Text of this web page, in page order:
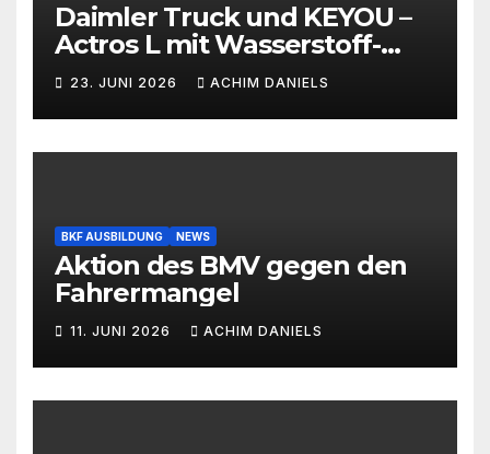
Daimler Truck und KEYOU –
Actros L mit Wasserstoff-
Verbrennermotor
23. JUNI 2026 ACHIM DANIELS
BKF AUSBILDUNG NEWS
Aktion des BMV gegen den
Fahrermangel
11. JUNI 2026 ACHIM DANIELS